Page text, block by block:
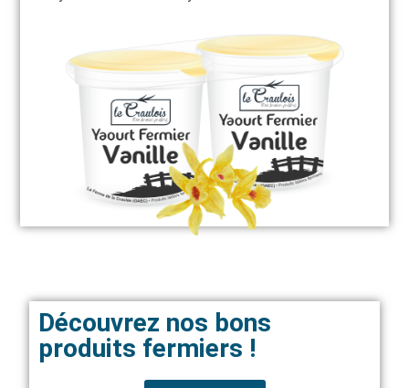
Découvrez nos bons
produits fermiers !